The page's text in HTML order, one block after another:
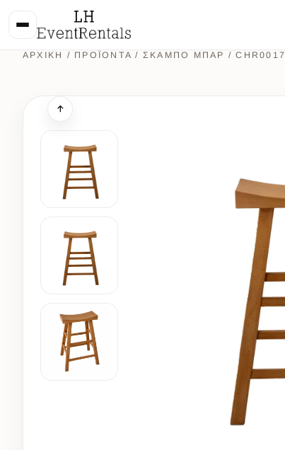
ΑΡΧΙΚΉ / ΠΡΟΪΌΝΤΑ/ ΣΚΑΜΠΟ ΜΠΑΡ / CHR0017